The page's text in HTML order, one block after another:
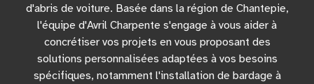
d'abris de voiture. Basée dans la région de Chantepie,
l'équipe d'Avril Charpente s'engage à vous aider à
concrétiser vos projets en vous proposant des
solutions personnalisées adaptées à vos besoins
spécifiques, notamment l'installation de bardage à